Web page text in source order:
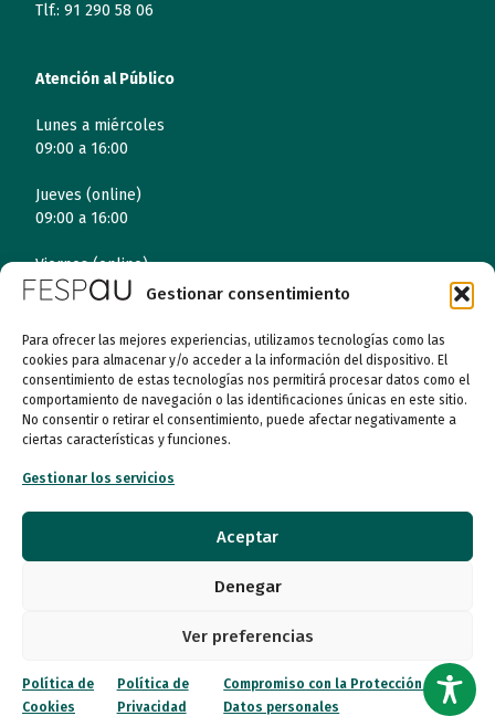
Gestionar consentimiento
Para ofrecer las mejores experiencias, utilizamos tecnologías como las
cookies para almacenar y/o acceder a la información del dispositivo. El
consentimiento de estas tecnologías nos permitirá procesar datos como el
comportamiento de navegación o las identificaciones únicas en este sitio.
No consentir o retirar el consentimiento, puede afectar negativamente a
ciertas características y funciones.
Gestionar los servicios
Aceptar
Denegar
Ver preferencias
Política de
Cookies
Política de
Privacidad
Compromiso con la Protección de
Datos personales
Tlf.: 91 290 58 06
Atención al Público
Lunes a miércoles
09:00 a 16:00
Jueves (online)
09:00 a 16:00
Viernes (online)
09:00 a 14:00
Quiénes somos
Entidades
Autismo
Noticias